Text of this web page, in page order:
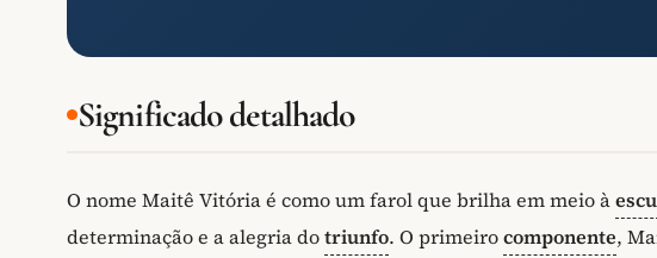
Significado detalhado
O nome Maitê Vitória é como um farol que brilha em meio à
determinação e a alegria dotriunfo. O primeirocomponente,